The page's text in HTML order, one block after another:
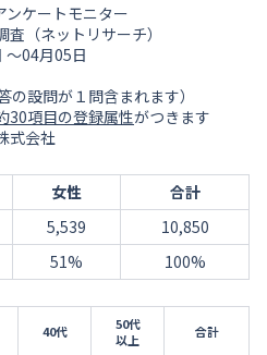
ンケートモニター
（ネットリサーチ）
～04月05日
の設問が１問含まれます）
30項目の登録属性がつきます
式会社
女性
合計
5,539
10,850
51% 100%
40代
50代
以上
合計